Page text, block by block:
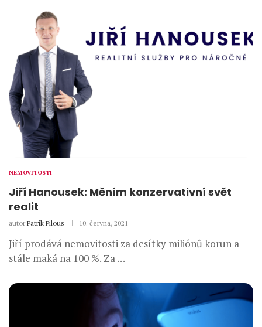
NEMOVITOSTI
Jiří Hanousek: Měním konzervativní svět
realit
autor Patrik Pilous 10. června, 2021
Jiří prodává nemovitosti za desítky miliónů korun a
stále maká na 100 %. Za …